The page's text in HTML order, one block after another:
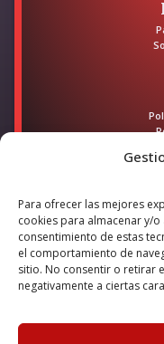
Para ofrecer las mejores
cookies para almacenar y/
consentimiento de estas
el comportamiento de
sitio. No consentir o retirar
negativamente a ciertas
utilizado para la
internet, financiado por
© 2026 Guillermo